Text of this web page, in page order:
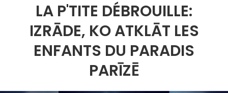
LA P'TITE DÉBROUILLE:
IZRĀDE, KO ATKLĀT LES
ENFANTS DU PARADIS
PARĪZĒ